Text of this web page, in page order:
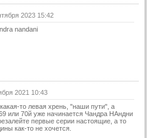
2023 15:42
nandani
2021 10:43
то левая хрень, "наши пути", а
или 70й уже начинается Чандра НАндни
первые серии настоящие, а то
как-то не хочется.